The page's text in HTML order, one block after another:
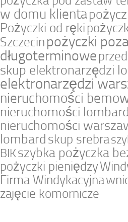
w domu klienta
Pożyczki od ręki
Szczecin pożyczki
długoterminowe
skup elektronarzędzi
elektronarzędzi
nieruchomości
nieruchomości lombard
nieruchomości
lombard skup srebra
BIKszybka pożyczka
pożyczki pieniędzy
Firma Windykacyjna
zajęcie komornicze